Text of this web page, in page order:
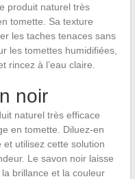
produit naturel très
tomette. Sa texture
les taches tenaces sans
les tomettes humidifiées,
rincez à l’eau claire.
noir
naturel très efficace
en tomette. Diluez-en
et utilisez cette solution
Le savon noir laisse
brillance et la couleur